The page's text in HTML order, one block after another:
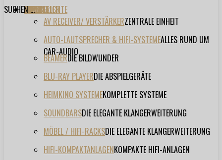
TESTBERICHTE
AV RECEIVER/ VERSTÄRKERZENTRALE EINHEIT
AUTO-LAUTSPRECHER & HIFI-SYSTEMEALLES RUND UM
CAR-AUDIO
BEAMERDIE BILDWUNDER
BLU-RAY PLAYERDIE ABSPIELGERÄTE
HEIMKINO SYSTEMEKOMPLETTE SYSTEME
SOUNDBARSDIE ELEGANTE KLANGERWEITERUNG
MÖBEL / HIFI-RACKSDIE ELEGANTE KLANGERWEITERUNG
HIFI-KOMPAKTANLAGENKOMPAKTE HIFI-ANLAGEN
FORUM
FILME
VIDEOS
HERSTELLER
EVENT
SUCHEN ...